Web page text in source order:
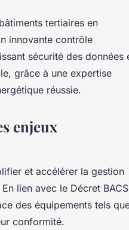
tertiaires en
innovante contrôle
sécurité des données
grâce à une expertise
réussie.
enjeux
et accélérer la gestion
lien avec le Décret BACS
des équipements tels
conformité.